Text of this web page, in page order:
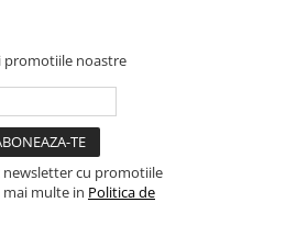
promotiile noastre
newsletter cu promotiile
mai multe in Politica de